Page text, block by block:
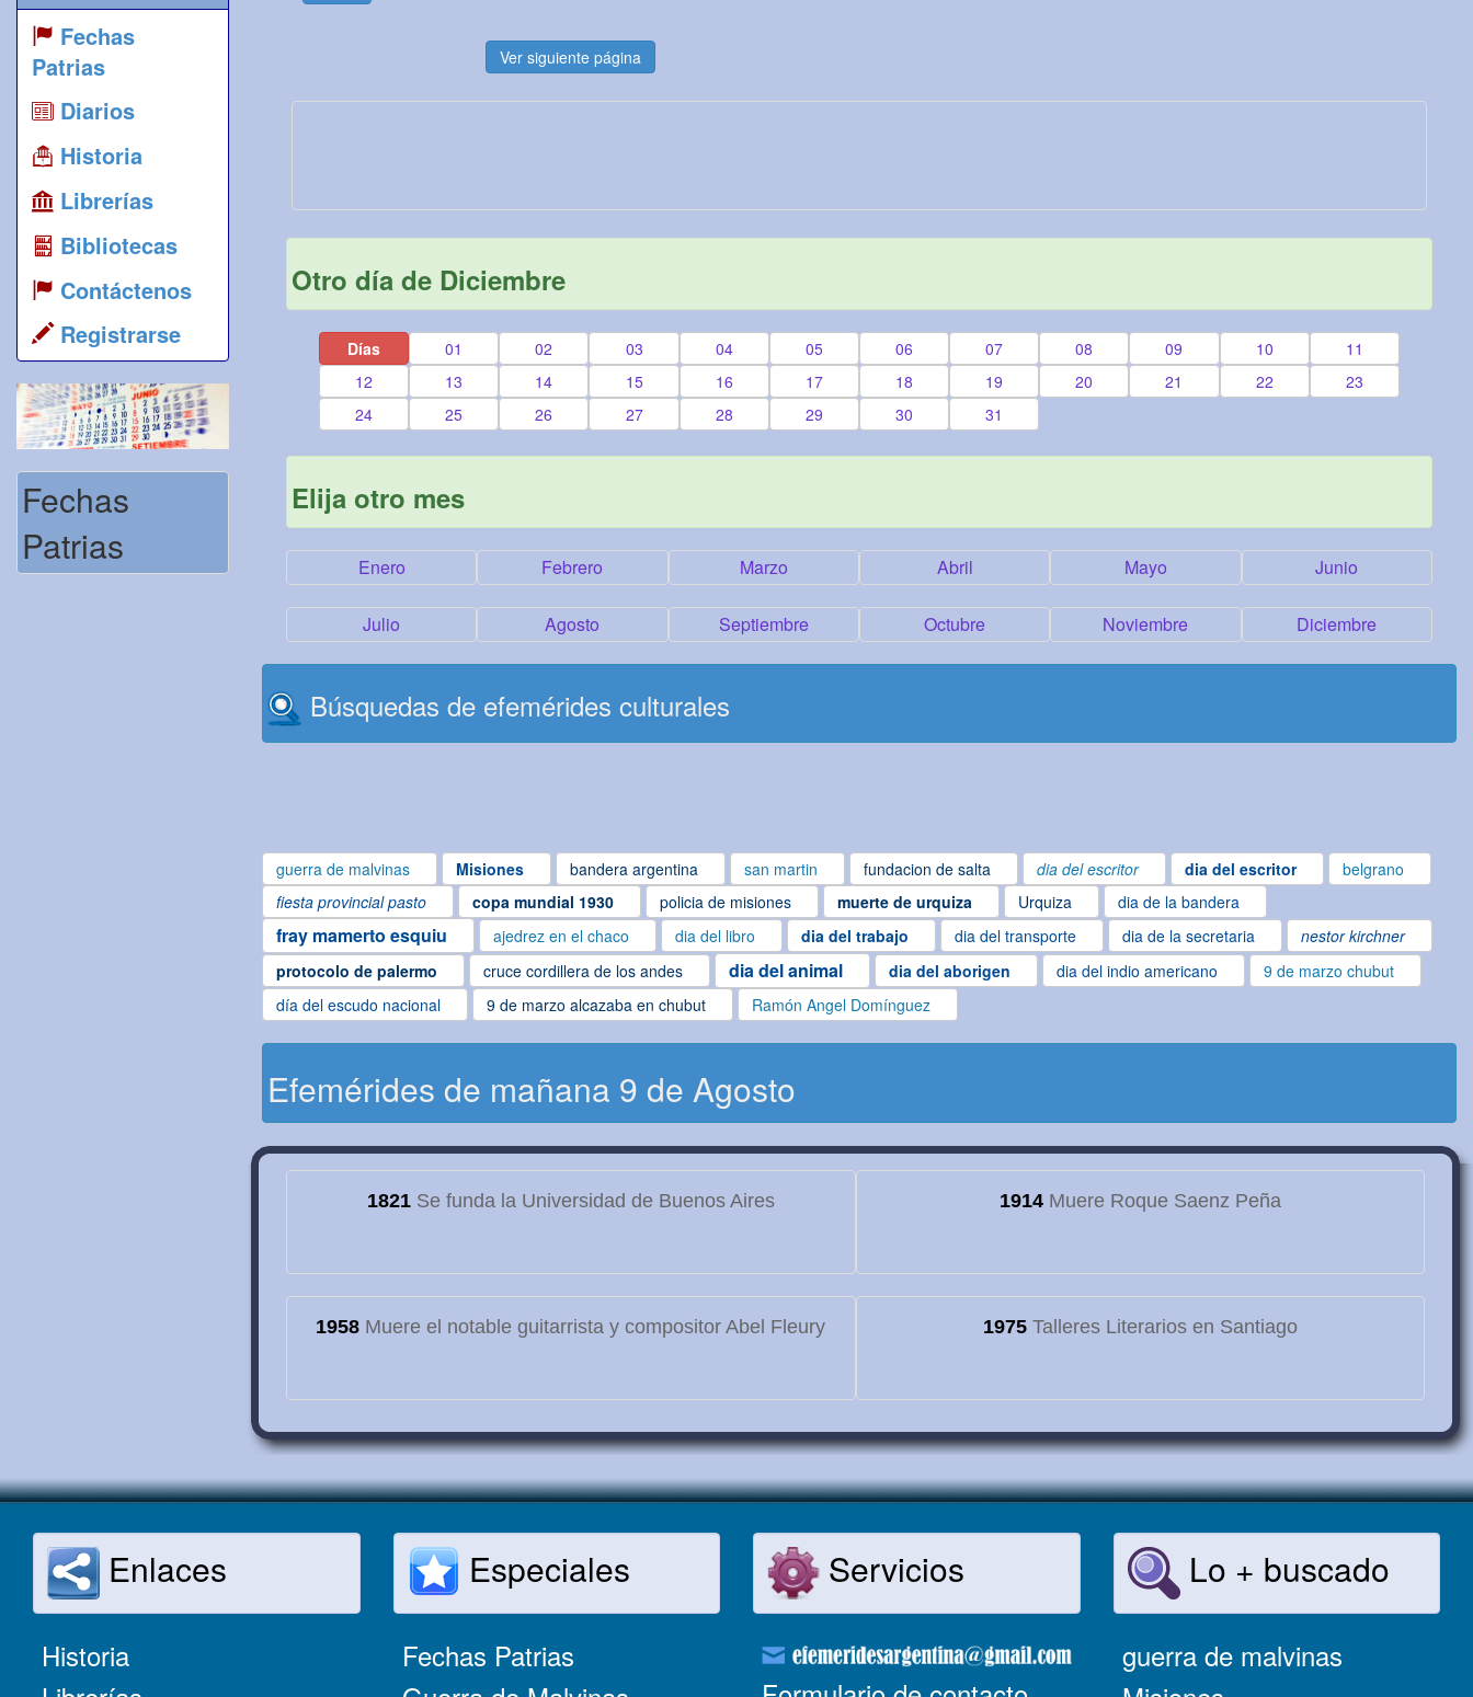
Fechas
Patrias
Diarios
Historia
Librerías
Bibliotecas
Contáctenos
Registrarse
Fechas
Patrias
Ver siguiente página
Otro día de Diciembre
Días 01 02 03 04 05 06 07 08 09 10
11
12
13 14 15 16 17 18 19 20 21 22
23
24
25 26 27 28 29 30 31
Elija otro mes
Enero Febrero Marzo Abril Mayo Junio
Julio Agosto Septiembre Octubre Noviembre Diciembre
Búsquedas de efemérides culturales
guerra de malvinas Misiones bandera argentina san martin fundacion de salta dia del escritor dia del escritor
belgrano
fiesta provincial pasto
copa mundial 1930 policia de misiones muerte de urquiza Urquiza dia de la bandera
fray mamerto esquiu ajedrez en el chaco dia del libro dia del trabajo dia del transporte dia de la secretaria
nestor kirchner
protocolo de palermo
cruce cordillera de los andes dia del animal dia del aborigen dia del indio americano
9 de marzo chubut
día del escudo nacional
9 de marzo alcazaba en chubut Ramón Angel Domínguez
Efemérides de mañana 9 de Agosto
1821Se funda la Universidad de Buenos Aires 1914Muere Roque Saenz Peña
1958 Muere el notable guitarrista y compositor Abel Fleury 1975Talleres Literarios en Santiago
Enlaces
Historia
Especiales
Fechas Patrias
Servicios Lo + buscado
guerra de malvinas